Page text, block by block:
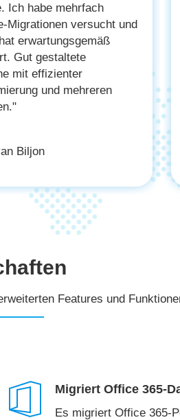
und die Fachkräfte, die
Exchange-Bereitstellung
suchen. Das Beste
Einbeziehung von
Funktionen und
Mach weiter so."
Features und
Migriert Office 365-
Es migriert Office 365-